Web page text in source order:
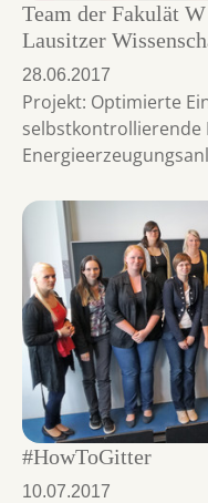
Team der Fakulät
Lausitzer
28.06.2017
Projekt: Optimierte
selbstkontrollierende
#HowToGitter
10.07.2017